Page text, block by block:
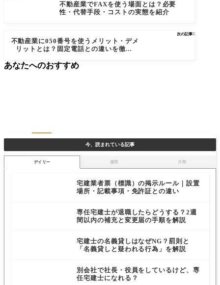
不動産業でFAXを使う場面とは？必要
性・代替手段・コストの実態を紹介
次の記事
不動産業に050番号を使うメリット・デメ
リットとは？固定電話との違いを徹底比
今、読まれている記事
デイリー 週間 月間
宅建業者票（標識）の掲示ルール｜設置
場所・記載事項・免許証との違い
専任宅建士が退職したらどうする？2週
間以内の補充と変更届の手順を解説
宅建士の名義貸しはなぜNG？罰則と
「名義貸しと疑われる行為」を解説
別会社で社長・役員をしているけど、専
任宅建士になれる？
あなたへのおすすめ